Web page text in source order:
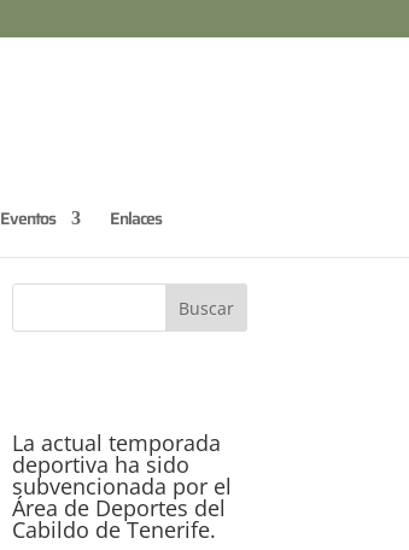
Eventos Enlaces
La actual temporada
deportiva ha sido
subvencionada por el
Área de Deportes del
Cabildo de Tenerife.